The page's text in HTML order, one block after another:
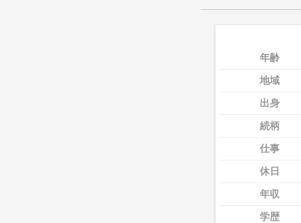
年齢
地域
出身
続柄
仕事
休日
年収
学歴